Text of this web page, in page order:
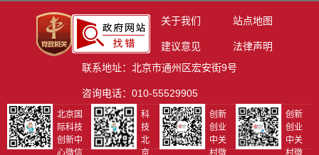
关于我们 站点地图
建议意见
法律声明
联系地址：北京市通州区宏安街9号
咨询电话：010-55529905
北京国
际科技
创新中
心微信
科
技
北
京
创新
创业
中关
村微
创新
创业
中关
村微